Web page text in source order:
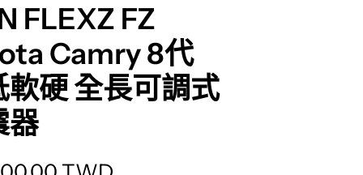
FLEXZ FZ
Camry 8代
軟硬 全長可調式
器